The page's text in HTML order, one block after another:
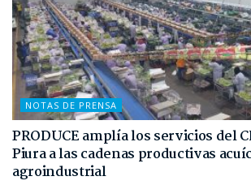
NOTAS DE PRENSA
PRODUCE amplía los servicios del
Piura a las cadenas productivas
agroindustrial